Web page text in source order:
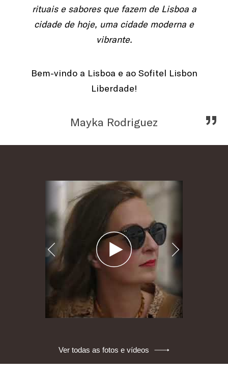
rituais e sabores que fazem de Lisboa a
cidade de hoje, uma cidade moderna e
vibrante.
Bem-vindo a Lisboa e ao Sofitel Lisbon
Liberdade!
„
Mayka Rodriguez
Ver todas as fotos e vídeos